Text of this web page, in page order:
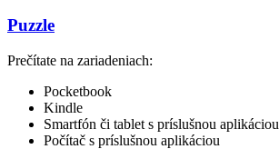
Puzzle
Prečítate na zariadeniach:
Pocketbook
Kindle
Smartfón či tablet s príslušnou aplikáciou
Počítač s príslušnou aplikáciou